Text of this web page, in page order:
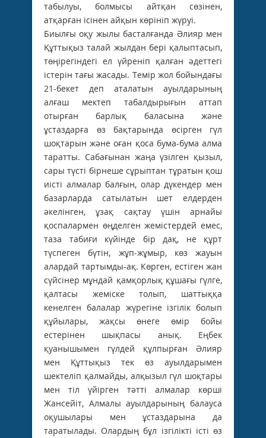
табылуы, болмысы айтқан сөзінен,
атқарған ісінен айқын көрініп жүруі.
Биылғы оқу жылы басталғанда Әлияр мен
Құттықыз талай жылдан бері қалыптасып,
төңірегіндегі ел үйреніп қалған әдеттегі
істерін тағы жасады. Темір жол бойындағы
21-бекет деп аталатын ауылдарының
алғаш мектеп табалдырығын аттап
отырған барлық баласына және
ұстаздарға өз бақтарында өсірген гүл
шоқтарын және оған қоса бума-бума алма
таратты. Сабағынан жаңа үзілген қызыл,
сары түсті бірнеше сұрыптан тұратын қош
иісті алмалар балғын, олар дүкендер мен
базарларда сатылатын шет елдерден
әкелінген, ұзақ сақтау үшін арнайы
қоспалармен өңделген жемістердей емес,
таза табиғи күйінде бір дақ, не құрт
түспеген бүтін, жұп-жұмыр, көз жауын
алардай тартымды-ақ. Көрген, естіген жан
сүйсінер мұндай қамқорлық құшағы гүлге,
қалтасы жеміске толып, шаттыққа
кенелген балалар жүрегіне ізгілік болып
құйылары, жақсы өнеге өмір бойы
естерінен шықпасы анық. Еңбек
қуанышымен гүлдей құлпырған Әлияр
мен Құттықыз тек өз ауылдарымен
шектеліп қалмайды, алқызыл гүл шоқтары
мен тіл үйірген тәтті алмалар көрші
Жансейіт, Алмалы ауылдарының балауса
оқушылары мен ұстаздарына да
таратылады. Олардың бұл ізгілікті істі өз